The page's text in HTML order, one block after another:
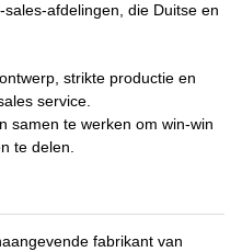
afdelingen, die Duitse en
strikte productie en
service.
samen te werken om win-win
te delen.
fabrikant van